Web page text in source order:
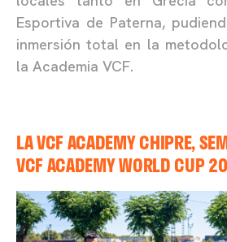
Esportiva de Paterna,
inmersión total en la
la Academia VCF.
LA VCF ACADEMY CHIPRE,
VCF ACADEMY WORLD CUP